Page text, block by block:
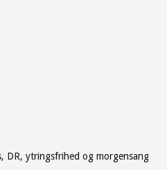
DR, ytringsfrihed og morgensang